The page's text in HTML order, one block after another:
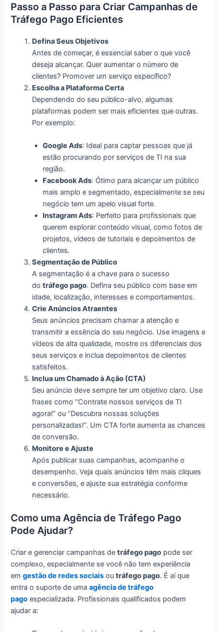
Passo a Passo para Criar Campanhas de
Tráfego Pago Eficientes
Defina Seus Objetivos
Antes de começar, é essencial saber o que você
deseja alcançar. Quer aumentar o número de
clientes? Promover um serviço específico?
Escolha a Plataforma Certa
Dependendo do seu público-alvo, algumas
plataformas podem ser mais eficientes que outras.
Por exemplo:
Google Ads: Ideal para captar pessoas que já
estão procurando por serviços de TI na sua
região.
Facebook Ads: Ótimo para alcançar um público
mais amplo e segmentado, especialmente se seu
negócio tem um apelo visual forte.
Instagram Ads: Perfeito para profissionais que
querem explorar conteúdo visual, como fotos de
projetos, vídeos de tutoriais e depoimentos de
clientes.
Segmentação de Público
A segmentação é a chave para o sucesso
dotráfego pago. Defina seu público com base em
idade, localização, interesses e comportamentos.
Crie Anúncios Atraentes
Seus anúncios precisam chamar a atenção e
transmitir a essência do seu negócio. Use imagens e
vídeos de alta qualidade, mostre os diferenciais dos
seus serviços e inclua depoimentos de clientes
satisfeitos.
Inclua um Chamado à Ação (CTA)
Seu anúncio deve sempre ter um objetivo claro. Use
frases como “Contrate nossos serviços de TI
agora!” ou “Descubra nossas soluções
personalizadas!”. Um CTA forte aumenta as chances
de conversão.
Monitore e Ajuste
Após publicar suas campanhas, acompanhe o
desempenho. Veja quais anúncios têm mais cliques
e conversões, e ajuste sua estratégia conforme
necessário.
Como uma Agência de Tráfego Pago
Pode Ajudar?
Criar e gerenciar campanhas detráfego pago pode ser
complexo, especialmente se você não tem experiência
emgestão de redes sociais outráfego pago. É aí que
entra o suporte de umaagência de tráfego
pago especializada. Profissionais qualificados podem
ajudar a: